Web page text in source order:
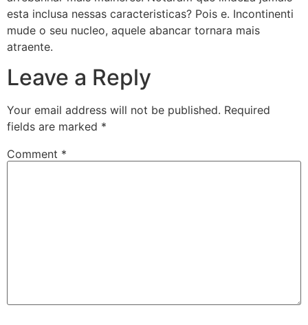
esta inclusa nessas caracteristicas? Pois e. Incontinenti
mude o seu nucleo, aquele abancar tornara mais
atraente.
Leave a Reply
Your email address will not be published. Required
fields are marked *
Comment *